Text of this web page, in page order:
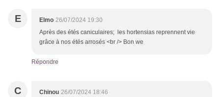
E Elmo 26/07/2024 19:30
Après des étés caniculaires; les hortensias reprennent vie
grâce à nos étés arrosés <br /> Bon we
Répondre
C Chinou 26/07/2024 18:46